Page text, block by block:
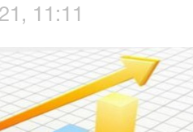
11:11